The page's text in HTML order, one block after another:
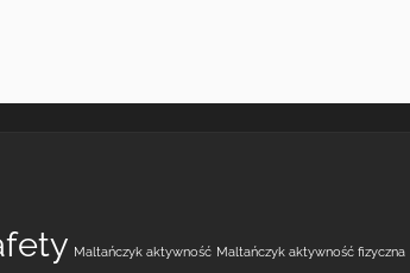
Maltańczyk aktywność Maltańczyk aktywność fizyczna